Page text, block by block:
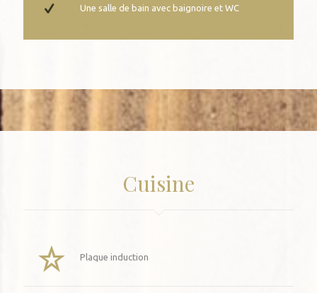
​Une salle de bain avec baignoire et WC
Cuisine
Plaque induction